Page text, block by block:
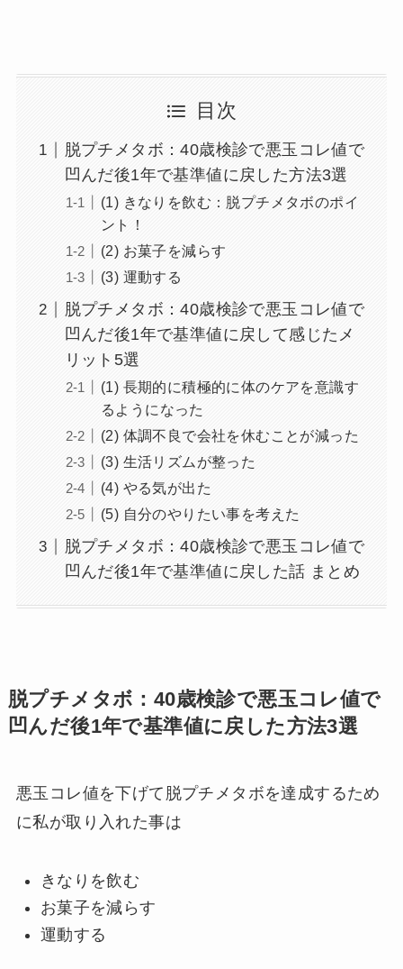
目次
脱プチメタボ：40歳検診で悪玉コレ値で
凹んだ後1年で基準値に戻した方法3選
(1) きなりを飲む：脱プチメタボのポイ
ント！
(2) お菓子を減らす
(3) 運動する
脱プチメタボ：40歳検診で悪玉コレ値で
凹んだ後1年で基準値に戻して感じたメ
リット5選
(1) 長期的に積極的に体のケアを意識す
るようになった
(2) 体調不良で会社を休むことが減った
(3) 生活リズムが整った
(4) やる気が出た
(5) 自分のやりたい事を考えた
脱プチメタボ：40歳検診で悪玉コレ値で
凹んだ後1年で基準値に戻した話 まとめ
脱プチメタボ：40歳検診で悪玉コレ値で
凹んだ後1年で基準値に戻した方法3選
悪玉コレ値を下げて脱プチメタボを達成するため
に私が取り入れた事は
きなりを飲む
お菓子を減らす
運動する